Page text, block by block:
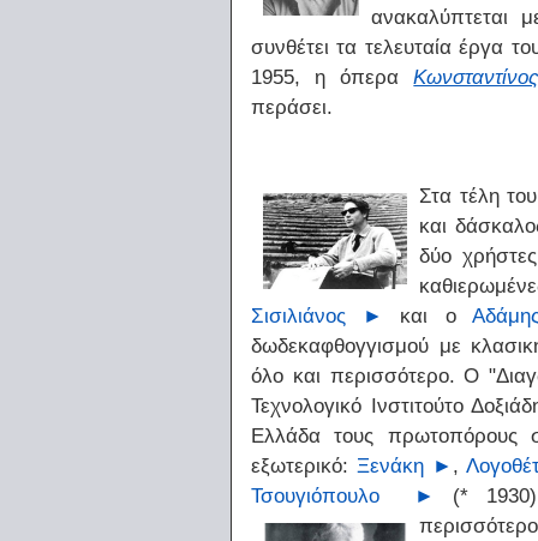
συνθέτει τα τελευταία έργα
1955, η όπερα
περάσει.
Στα τέλη
και
δύο
Σισιλιάνος
► και ο
δωδεκαφθογγισμού με
όλο και περισσότερο. Ο
Τεχνολογικό Ινστιτούτο
Ελλάδα τους πρωτοπόρους
εξωτερικό: Ξενάκη ► ,
Τσουγιόπουλο
►
(*